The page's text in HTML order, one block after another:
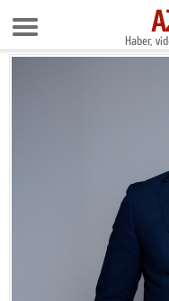
9 Ağustos 2026 14:41:27
Anasayfa Haber,